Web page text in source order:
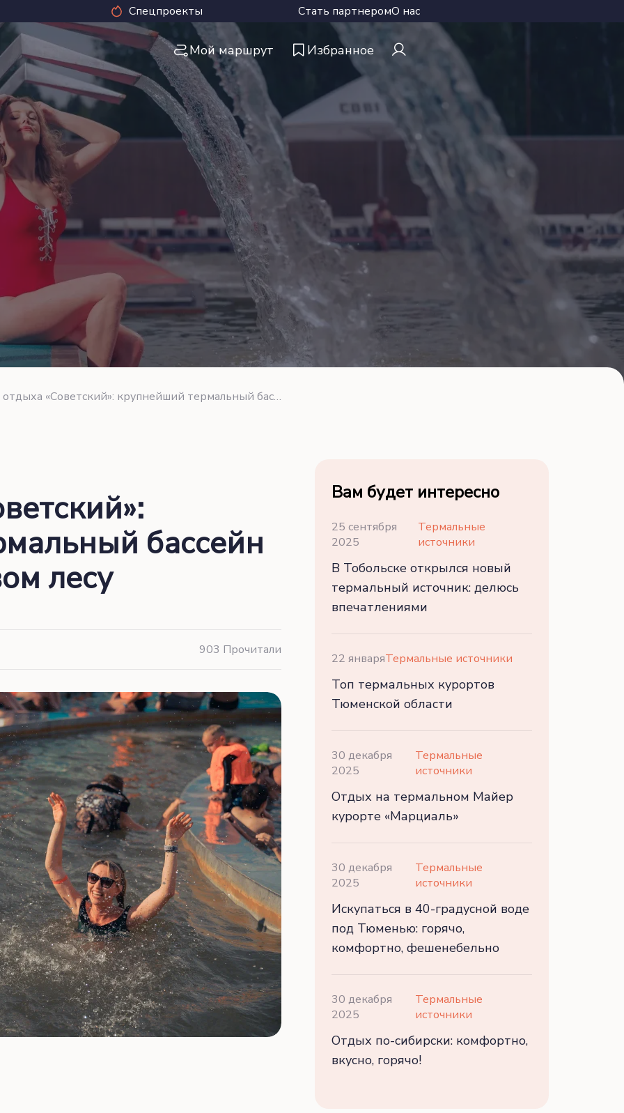
Спецпроекты Стать партнеромО нас
Мой маршрут Избранное
База отдыха «Советский»: крупнейший термальный бассейн страны в сосновом лесу
бассейн
лесу
903 Прочитали
Вам будет интересно
25 сентября
2025
Термальные
источники
В Тобольске открылся новый
термальный источник: делюсь
впечатлениями
22 январяТермальные источники
Топ термальных курортов
Тюменской области
30 декабря
2025
Термальные
источники
Отдых на термальном Майер
курорте «Марциаль»
30 декабря
2025
Термальные
источники
Искупаться в 40-градусной воде
под Тюменью: горячо,
комфортно, фешенебельно
30 декабря
2025
Термальные
источники
Отдых по-сибирски: комфортно,
вкусно, горячо!